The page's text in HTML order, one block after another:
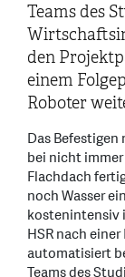
Teams des
den
einem
Roboter
Das
bei nicht
Flachdach
noch Wasser
kostenintensiv
HSR nach
automatisiert
Teams des